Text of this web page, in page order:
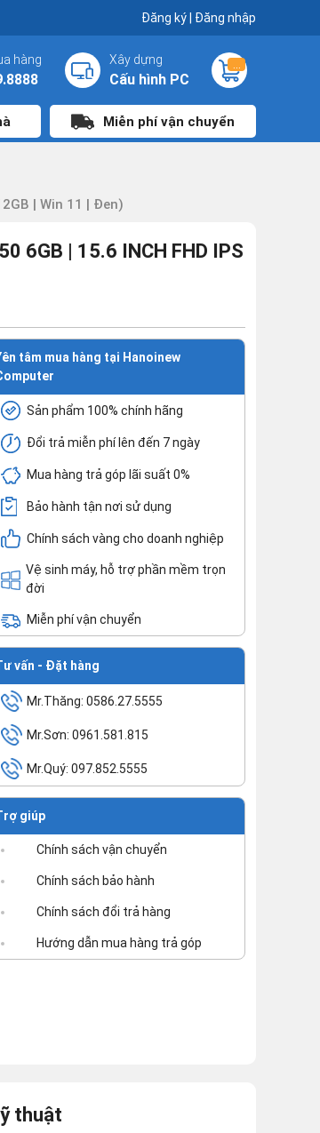
Đăng ký| Đăng nhập
hàng Xây dựng
Cấu hình PC
Miễn phí vận chuyển
| Win 11 | Đen)
6GB | 15.6 INCH FHD IPS
tâm mua hàng tại Hanoinew
Sản phẩm 100% chính hãng
Đổi trả miễn phí lên đến 7 ngày
Mua hàng trả góp lãi suất 0%
Bảo hành tận nơi sử dụng
Chính sách vàng cho doanh nghiệp
Vệ sinh máy, hỗ trợ phần mềm trọn
đời
Miễn phí vận chuyển
vấn - Đặt hàng
Mr.Thăng: 0586.27.5555
Mr.Sơn: 0961.581.815
Mr.Quý: 097.852.5555
giúp
Chính sách vận chuyển
Chính sách bảo hành
Chính sách đổi trả hàng
Hướng dẫn mua hàng trả góp
thuật